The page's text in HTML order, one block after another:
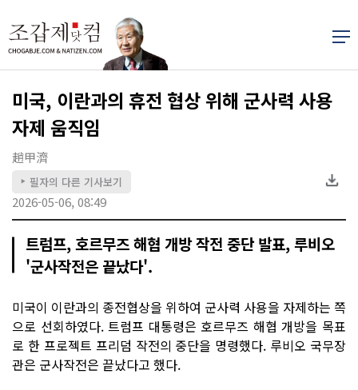
미국, 이란과의 휴전 협상 위해 군사력 사용
자제 움직임
趙甲濟
▶ 필자의 다른 기사보기
2026-05-06, 08:49
트럼프, 호르무즈 해협 개방 작전 중단 발표, 루비오
'군사작전은 끝났다'.
미국이 이란과의 종전협상을 위하여 군사력 사용을 자제하는 쪽
으로 선회하였다. 트럼프 대통령은 호르무즈 해협 개방을 목표
로 한 프로젝트 프리덤 작전의 중단을 명령했다. 루비오 국무장
관은 군사작전은 끝났다고 했다.